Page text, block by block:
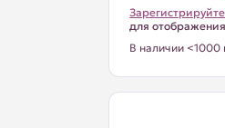
для
В наличии <1000